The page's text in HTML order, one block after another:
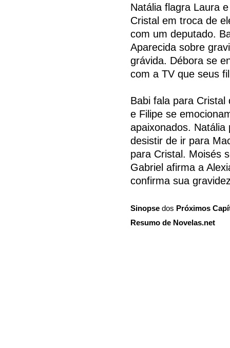
Natália flagra Laura
Cristal em troca de
com um deputado.
Aparecida sobre
grávida. Débora se
com a TV que seus
Babi fala para
e Filipe se
apaixonados.
desistir de ir para
para Cristal. Moisés
Gabriel afirma a
confirma sua
Sinopse dos Próximos
Resumo de Novelas.net